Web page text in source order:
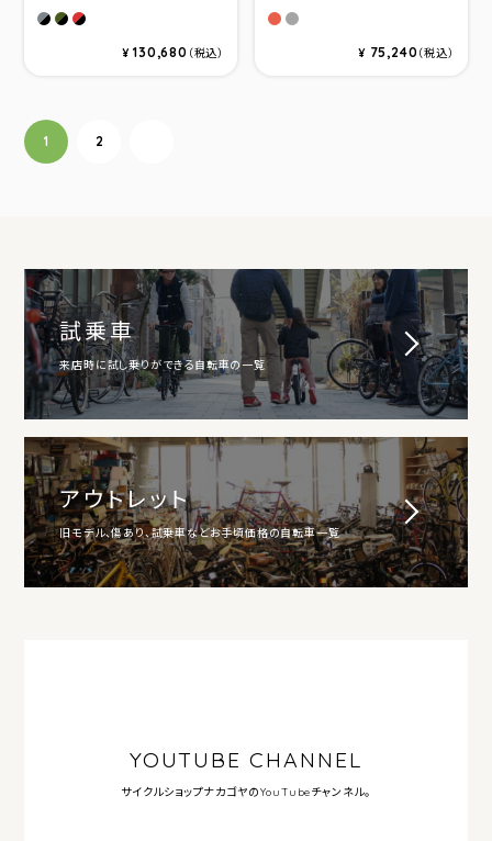
スティールグレーブラック
オリーブブラック
レッドブラック
¥130,680 （税込）
レッドクローム
¥ 75,240（税込）
投稿ナビゲーション
1 2
試乗車
来店時に試し乗りができる自転車の一覧
アウトレット
旧モデル、傷あり、試乗車などお手頃価格の自転車一覧
YOUTUBE CHANNEL
サイクルショップナカゴヤのYouTubeチャンネル。